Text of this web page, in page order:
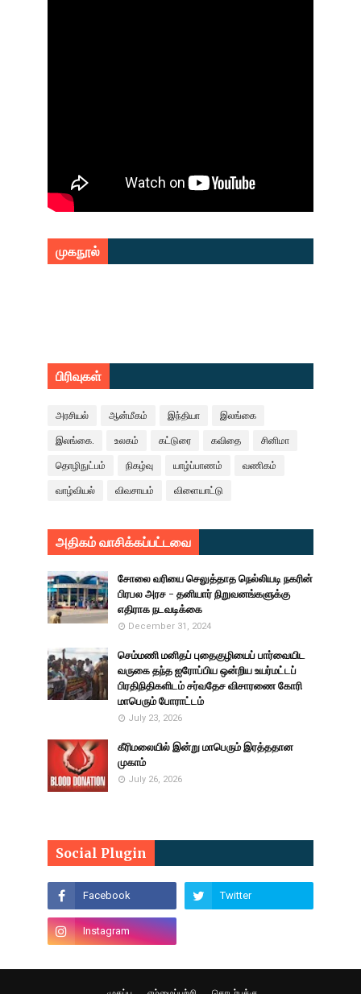
முகநூல்
பிரிவுகள்
அரசியல் ஆன்மீகம் இந்தியா இலங்கை
இலங்கை. உலகம் கட்டுரை கவிதை சினிமா
தொழிநுட்பம் நிகழ்வு யாழ்ப்பாணம் வணிகம்
வாழ்வியல் விவசாயம் விளையாட்டு
அதிகம் வாசிக்கப்பட்டவை
சோலை வரியை செலுத்தாத நெல்லியடி நகரின்
பிரபல அரச - தனியார் நிறுவனங்களுக்கு
எதிராக நடவடிக்கை
December 31, 2024
செம்மணி மனிதப் புதைகுழியைப் பார்வையிட
வருகை தந்த ஐரோப்பிய ஒன்றிய உயர்மட்டப்
பிரதிநிதிகளிடம் சர்வதேச விசாரணை கோரி
மாபெரும் போராட்டம்
July 23, 2026
கீரிமலையில் இன்று மாபெரும் இரத்ததான
முகாம்
July 26, 2026
Social Plugin